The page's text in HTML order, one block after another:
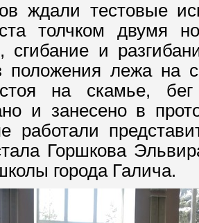
ждали тестовые
толчком двумя
сгибание и
положения лежа на
стоя на скамье,
и занесено в
работали
Горшкова
города Галича.